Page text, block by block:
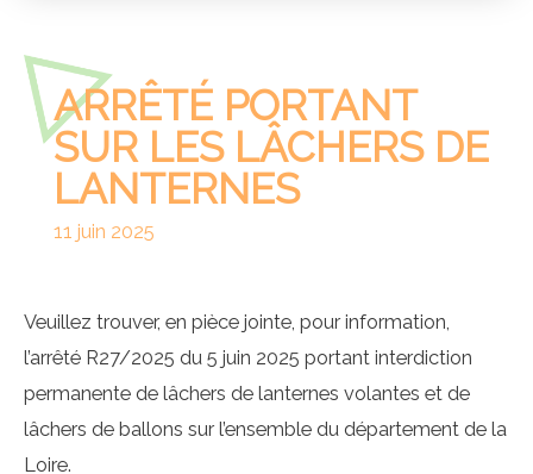
ARRÊTÉ PORTANT
SUR LES LÂCHERS DE
LANTERNES
11 juin 2025
Veuillez trouver, en pièce jointe, pour information,
l’arrêté R27/2025 du 5 juin 2025 portant interdiction
permanente de lâchers de lanternes volantes et de
lâchers de ballons sur l’ensemble du département de la
Loire.